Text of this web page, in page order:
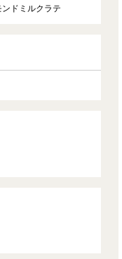
ドミルクラテ